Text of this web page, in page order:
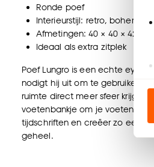
Ronde poef
Interieurstijl: retro, bohemian
Afmetingen: 40 × 40 × 42
Ideaal als extra zitplek
Poef Lungro is een echte
nodigt hij uit om te gebruiken.
ruimte direct meer sfeer krijgt.
voetenbankje om je voeten op
tijdschriften en creëer zo een
geheel.